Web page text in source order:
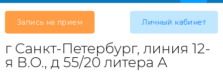
Запись на прием Личный кабинет
г Санкт-Петербург, линия 12-
я В.О., д 55/20 литера А